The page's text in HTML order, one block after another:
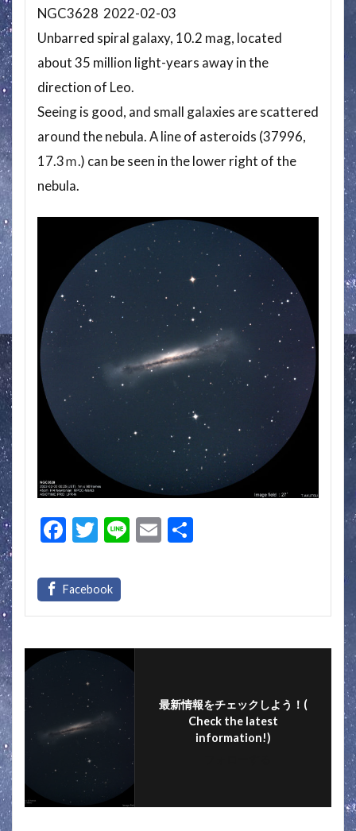
NGC3628 2022-02-03
Unbarred spiral galaxy, 10.2 mag, located
about 35 million light-years away in the
direction of Leo.
Seeing is good, and small galaxies are scattered
around the nebula. A line of asteroids (37996,
17.3ｍ.) can be seen in the lower right of the
nebula.
F
e
b
o
k
T
itt
er
Li E
最新情報をチェックしよう！(
Check the latest
information!)